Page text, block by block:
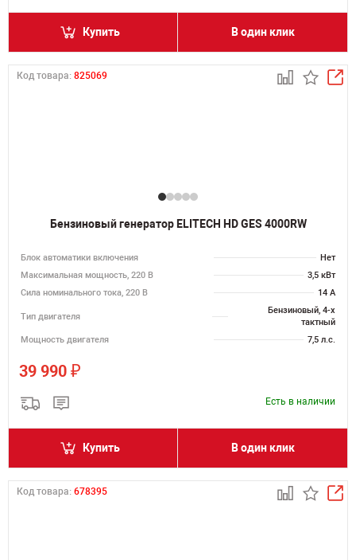
Купить В один клик
Код товара: 825069
Бензиновый генератор ELITECH HD GES 4000RW
Блок автоматики включения
Нет
Максимальная мощность, 220 В
3,5 кВт
Сила номинального тока, 220 В
14 А
Тип двигателя
Бензиновый, 4-х
тактный
Мощность двигателя
7,5 л.с.
39 990 ₽
Есть в наличии
Купить В один клик
Код товара: 678395